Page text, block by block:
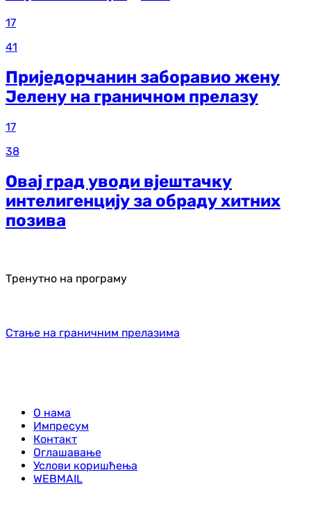
17
41
Приједорчанин заборавио жену
Јелену на граничном прелазу
17
38
Овај град уводи вјештачку
интелигенцију за обраду хитних
позива
Тренутно на програму
Стање на граничним прелазима
О нама
Импресум
Контакт
Оглашавање
Услови коришћења
WEBMAIL